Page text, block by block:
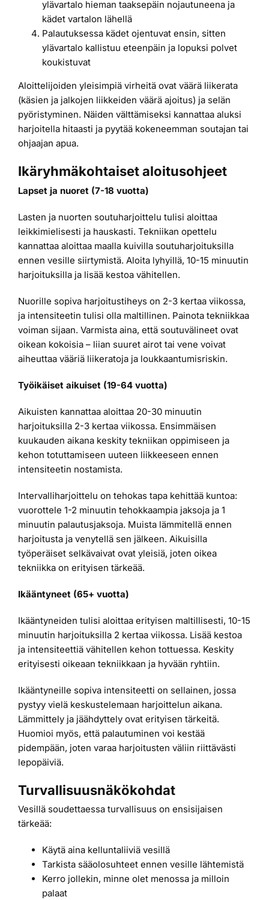
ylävartalo hieman taaksepäin nojautuneena ja
kädet vartalon lähellä
Palautuksessa kädet ojentuvat ensin, sitten
ylävartalo kallistuu eteenpäin ja lopuksi polvet
koukistuvat
Aloittelijoiden yleisimpiä virheitä ovat väärä liikerata
(käsien ja jalkojen liikkeiden väärä ajoitus) ja selän
pyöristyminen. Näiden välttämiseksi kannattaa aluksi
harjoitella hitaasti ja pyytää kokeneemman soutajan tai
ohjaajan apua.
Ikäryhmäkohtaiset aloitusohjeet
Lapset ja nuoret (7-18 vuotta)
Lasten ja nuorten soutuharjoittelu tulisi aloittaa
leikkimielisesti ja hauskasti. Tekniikan opettelu
kannattaa aloittaa maalla kuivilla soutuharjoituksilla
ennen vesille siirtymistä. Aloita lyhyillä, 10-15 minuutin
harjoituksilla ja lisää kestoa vähitellen.
Nuorille sopiva harjoitustiheys on 2-3 kertaa viikossa,
ja intensiteetin tulisi olla maltillinen. Painota tekniikkaa
voiman sijaan. Varmista aina, että soutuvälineet ovat
oikean kokoisia – liian suuret airot tai vene voivat
aiheuttaa vääriä liikeratoja ja loukkaantumisriskin.
Työikäiset aikuiset (19-64 vuotta)
Aikuisten kannattaa aloittaa 20-30 minuutin
harjoituksilla 2-3 kertaa viikossa. Ensimmäisen
kuukauden aikana keskity tekniikan oppimiseen ja
kehon totuttamiseen uuteen liikkeeseen ennen
intensiteetin nostamista.
Intervalliharjoittelu on tehokas tapa kehittää kuntoa:
vuorottele 1-2 minuutin tehokkaampia jaksoja ja 1
minuutin palautusjaksoja. Muista lämmitellä ennen
harjoitusta ja venytellä sen jälkeen. Aikuisilla
työperäiset selkävaivat ovat yleisiä, joten oikea
tekniikka on erityisen tärkeää.
Ikääntyneet (65+ vuotta)
Ikääntyneiden tulisi aloittaa erityisen maltillisesti, 10-15
minuutin harjoituksilla 2 kertaa viikossa. Lisää kestoa
ja intensiteettiä vähitellen kehon tottuessa. Keskity
erityisesti oikeaan tekniikkaan ja hyvään ryhtiin.
Ikääntyneille sopiva intensiteetti on sellainen, jossa
pystyy vielä keskustelemaan harjoittelun aikana.
Lämmittely ja jäähdyttely ovat erityisen tärkeitä.
Huomioi myös, että palautuminen voi kestää
pidempään, joten varaa harjoitusten väliin riittävästi
lepopäiviä.
Turvallisuusnäkökohdat
Vesillä soudettaessa turvallisuus on ensisijaisen
tärkeää:
Käytä aina kelluntaliiviä vesillä
Tarkista sääolosuhteet ennen vesille lähtemistä
Kerro jollekin, minne olet menossa ja milloin
palaat